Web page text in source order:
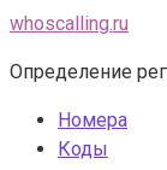
Перейти
контенту
whoscalling.ru
Определение
Номера
Коды